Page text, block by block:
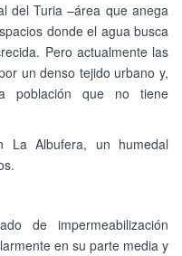
del Turia –área que anega
donde el agua busca
Pero actualmente las
un denso tejido urbano y,
población que no tiene
La Albufera, un humedal
de impermeabilización
en su parte media y